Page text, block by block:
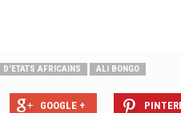
D'ETATS AFRICAINS ALI BONGO
GOOGLE +